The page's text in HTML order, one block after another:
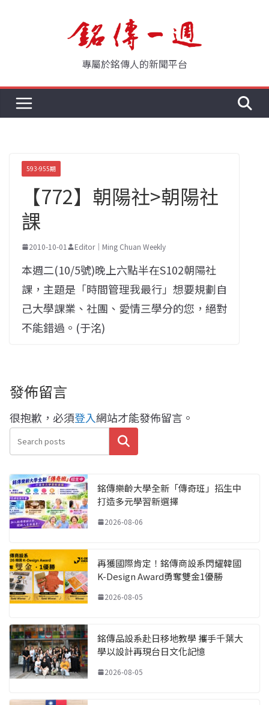
專屬於銘傳人的新聞平台
593-955期
【772】朝陽社>朝陽社
課
2010-10-01 Editor｜Ming Chuan Weekly
本週二(10/5號)晚上六點半在S102朝陽社
課，主題是「時間管理我最行」想要規劃自
己大學課業、社團、愛情三學分的您，絕對
不能錯過。(于洺)
發佈留言
很抱歉，必須登入網站才能發佈留言。
搜尋
銘傳樂齡大學全新「傳奇班」招生中
打造多元學習新選擇
2026-08-06
再獲國際肯定！銘傳商設系閃耀韓國
K-Design Award勇奪雙金1優勝
2026-08-05
銘傳品設系赴日移地教學 攜手千葉大
學以設計再現台日文化記憶
2026-08-05